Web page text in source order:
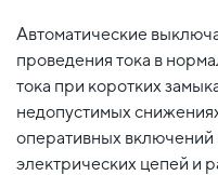
Автоматические
проведения тока в
тока при коротких
недопустимых
оперативных включений
электрических цепей и